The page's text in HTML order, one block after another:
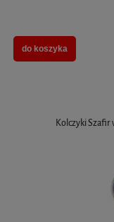
do koszyka
Kolczyki Szafir